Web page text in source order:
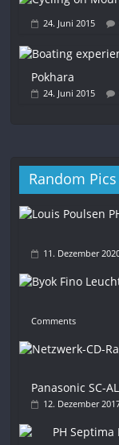
24. Juni 2015
Pokhara
24. Juni 2015
Random Pics
11. Dezember
Comments
Panasonic SC-
12. Dezember